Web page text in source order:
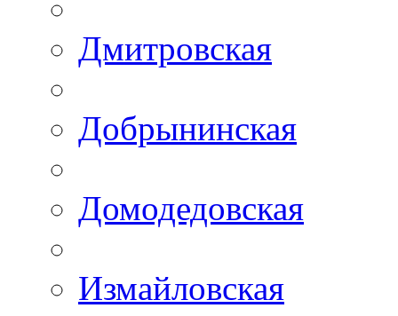
Дмитровская
Добрынинская
Домодедовская
Измайловская